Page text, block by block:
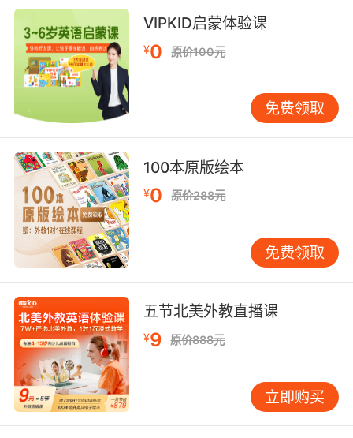
1. 情景浸入式输入
VIPKID的“场景模拟课堂”验证了情境对听力理解
的促进作用。当学习者在模拟购物、旅行等场景
中听对话时，大脑会主动关联语境线索，降低
30%以上的认知压力（王初明，2018）。例如，
听前先通过图片、关键词预判内容，听中聚焦关
键信息（如疑问词、转折词），听后复述逻辑
链，可形成“输入-加工-输出”的闭环。
2. 分层精听法
针对复杂材料，可采用“三遍精听法”：第一遍抓
主旨（回答Who/What/Why），第二遍补细节
（记录数字、地名），第三遍仿语音语调。实验
显示，该方法比逐句暂停翻译效率高出50%
（Richards, 2020）。VIPKID学员通过此方法，
在30天内对新闻听力的准确率从45%提升至
78%。
3. 错题靶向训练
时间效率的提升还需依赖
。建立错题本
时，标注错误类型（如连读漏听、生词干扰），
并针对性选择同类材料强化。例如，若常混淆
VIPKID启蒙体验课
¥0 原价100元
免费领取
100本原版绘本
¥0 原价288元
免费领取
五节北美外教直播课
¥9 原价888元
立即购买